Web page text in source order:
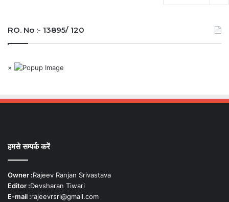
RO. No :- 13895/ 120
×
हमसे सम्पर्क करें
Owner :Rajeev Ranjan Srivastava
Editor :Devsharan Tiwari
E-mail :rajeevrsri@gmail.com